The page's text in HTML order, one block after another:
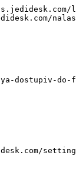
dostupiv-